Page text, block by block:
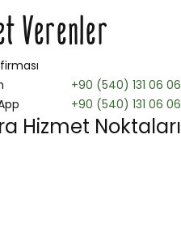
Verenler
+90 (540) 131 06 06
+90 (540) 131 06 06
Hizmet Noktaları